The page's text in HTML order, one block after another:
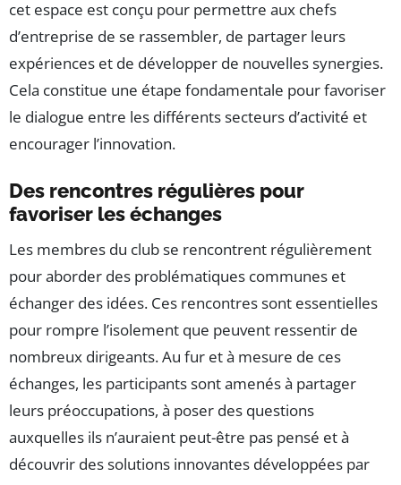
cet espace est conçu pour permettre aux chefs
d’entreprise de se rassembler, de partager leurs
expériences et de développer de nouvelles synergies.
Cela constitue une étape fondamentale pour favoriser
le dialogue entre les différents secteurs d’activité et
encourager l’innovation.
Des rencontres régulières pour
favoriser les échanges
Les membres du club se rencontrent régulièrement
pour aborder des problématiques communes et
échanger des idées. Ces rencontres sont essentielles
pour rompre l’isolement que peuvent ressentir de
nombreux dirigeants. Au fur et à mesure de ces
échanges, les participants sont amenés à partager
leurs préoccupations, à poser des questions
auxquelles ils n’auraient peut-être pas pensé et à
découvrir des solutions innovantes développées par